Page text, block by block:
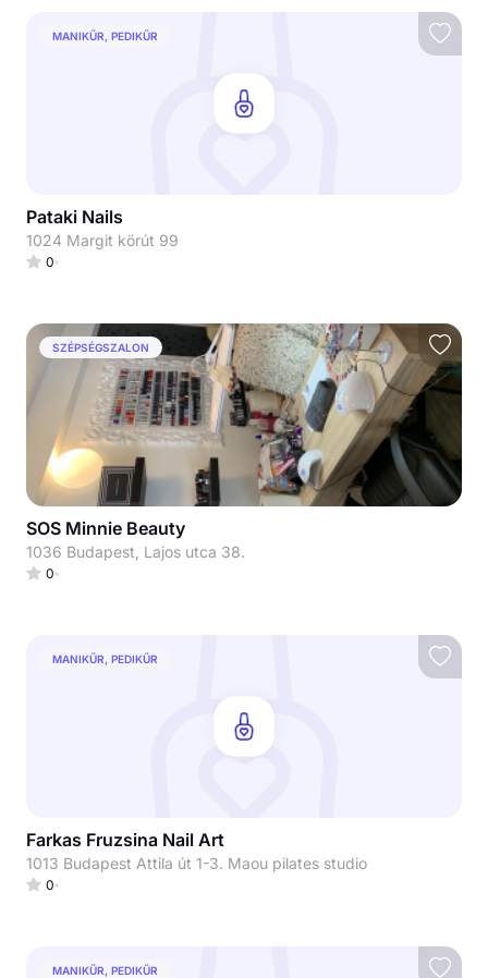
MANIKŰR, PEDIKŰR
Pataki Nails
1024 Margit körút 99
0
SZÉPSÉGSZALON
SOS Minnie Beauty
1036 Budapest, Lajos utca 38.
0
MANIKŰR, PEDIKŰR
Farkas Fruzsina Nail Art
1013 Budapest Attila út 1-3. Maou pilates studio
0
MANIKŰR, PEDIKŰR